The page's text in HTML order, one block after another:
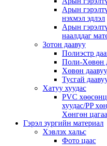
Арын
нэхмэл эдлэл
Арын
наалддаг
Зотон даавуу
Полиэстр
Поли-Хөвөн
Хөвөн
Тусгай
Хатуу хуудас
PVC
хуудас/PP
Хөнгөн
Гэрэл зургийн материал
Хэвлэх хальс
Фото цаас